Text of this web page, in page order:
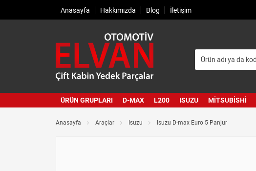
Anasayfa Hakkımızda Blog İletişim
ÜRÜN GRUPLARI D-MAX L200 ISUZU MITSUBISHI
Anasayfa Araçlar Isuzu Isuzu D-max Euro 5 Panjur